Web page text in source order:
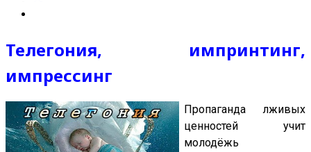
Телегония, импринтинг,
импрессинг
Пропаганда лживых
ценностей учит
молодёжь